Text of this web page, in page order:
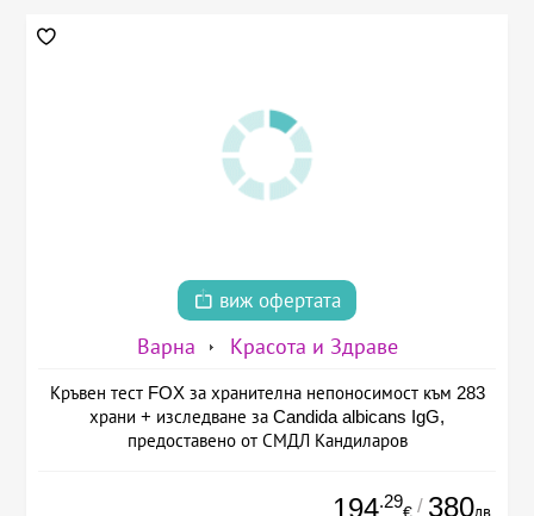
виж офертата
Варна Красота и Здраве
Кръвен тест FOX за хранителна непоносимост към 283
храни + изследване за Candida albicans IgG,
предоставено от СМДЛ Кандиларов
194.29 / 380лв.